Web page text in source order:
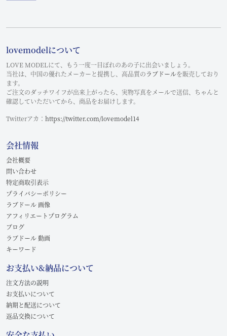
lovemodelについて
LOVE MODELにて、もう一度一目ぼれのあの子に出会いましょう。
当社は、中国の優れたメーカーと提携し、高品質のラブドールを販売しており
ます。
ご注文のダッチワイフが出来上がったら、実物写真をメールで送信、ちゃんと
確認していただいてから、商品をお届けします。
Twitterアカ： https://twitter.com/lovemodel14
会社情報
会社概要
問い合わせ
特定商取引表示
プライバシーポリシー
ラブドール 画像
アフィリエートプログラム
ブログ
ラブドール 動画
キーワード
お支払い&納品について
注文方法の説明
お支払いについて
納期と配送について
返品交換について